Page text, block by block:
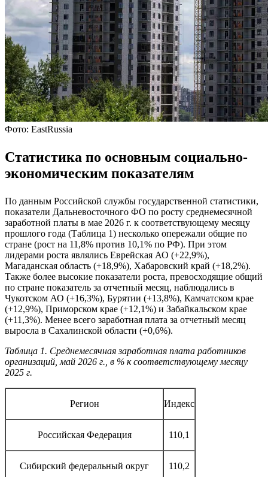
Фото: EastRussia
Статистика по основным социально-
экономическим показателям
По данным Российской службы государственной статистики,
показатели Дальневосточного ФО по росту среднемесячной
заработной платы в мае 2026 г. к соответствующему месяцу
прошлого года (Таблица 1) несколько опережали общие по
стране (рост на 11,8% против 10,1% по РФ). При этом
лидерами роста являлись Еврейская АО (+22,9%),
Магаданская область (+18,9%), Хабаровский край (+18,2%).
Также более высокие показатели роста, превосходящие общий
по стране показатель за отчетный месяц, наблюдались в
Чукотском АО (+16,3%), Бурятии (+13,8%), Камчатском крае
(+12,9%), Приморском крае (+12,1%) и Забайкальском крае
(+11,3%). Менее всего заработная плата за отчетный месяц
выросла в Сахалинской области (+0,6%).
Таблица 1. Среднемесячная заработная плата работников
организаций, май 2026 г., в % к соответствующему месяцу
2025 г.
Регион Индекс
Российская Федерация 110,1
Сибирский федеральный округ 110,2